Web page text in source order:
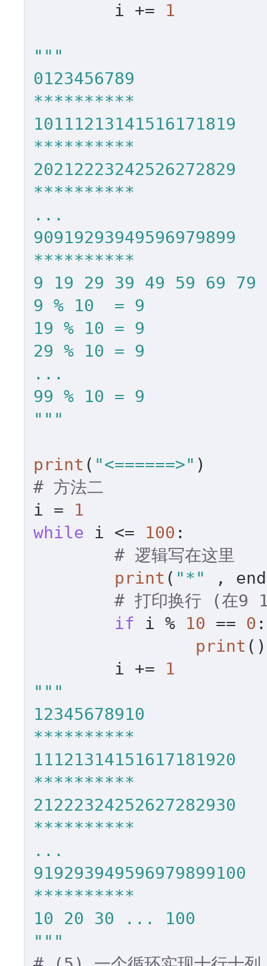
	i +=
1
"""
0123456789
**********
10111213141516171819
**********
20212223242526272829
**********
...
90919293949596979899
**********
9 19 29 39 49 59 69 79
9 % 10  = 9
19 % 10 = 9
29 % 10 = 9
...
99 % 10 = 9
"""
print ( "<======>"
# 方法二
i = 1
while i <= 100 :
# 逻辑写在这里
print ( "*"
,
# 打印换行 (在9
if i % 10 == 0 :
print ()
	i +=
1
"""
12345678910
**********
11121314151617181920
**********
21222324252627282930
**********
...
919293949596979899100
**********
10 20 30 ... 100
"""